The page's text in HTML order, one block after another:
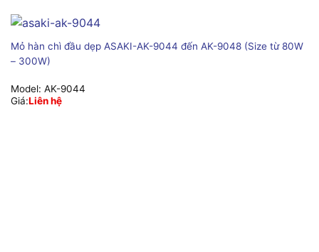
Mỏ hàn chì đầu dẹp ASAKI-AK-9044 đến AK-9048 (Size từ 80W
– 300W)
Model: AK-9044
Giá:Liên hệ